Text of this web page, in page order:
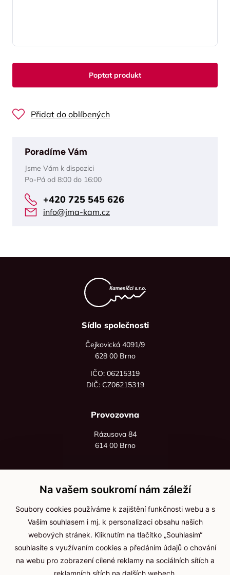
Poptat produkt
Přidat do oblíbených
Poradíme Vám
Jsme Vám k dispozici
Po-Pá od 8:00 do 16:00
+420 725 545 626
info@jma-kam.cz
Sídlo společnosti
Čejkovická 4091/9
628 00 Brno
IČO: 06215319
DIČ: CZ06215319
Provozovna
Rázusova 84
614 00 Brno
+420 736 535 066
Po - pá: 8:00 - 16:00
info@jma-kam.cz
Důležité informace
Na vašem soukromí nám záleží
Soubory cookies používáme k zajištění funkčnosti webu a s
Vaším souhlasem i mj. k personalizaci obsahu našich
webových stránek. Kliknutím na tlačítko „Souhlasím“
souhlasíte s využívaním cookies a předáním údajů o chování
na webu pro zobrazení cílené reklamy na sociálních sítích a
reklamních sítích na dalších webech.